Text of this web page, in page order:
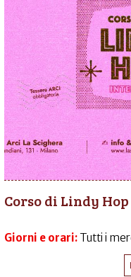
Corso di Lindy
Giorni e orari: Tutti i